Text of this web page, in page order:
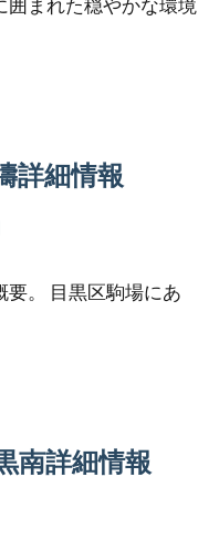
詳細情報
。 目黒区駒場にあ
南詳細情報